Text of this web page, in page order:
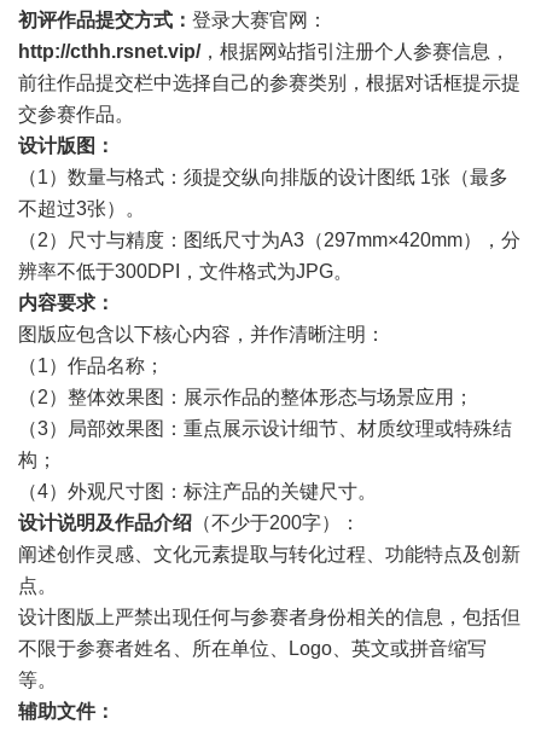
初评作品提交方式： 登录大赛官网：
http://cthh.rsnet.vip/，根据网站指引注册个人参赛信息，
前往作品提交栏中选择自己的参赛类别，根据对话框提示提
交参赛作品。
设计版图：
（1）数量与格式：须提交纵向排版的设计图纸 1张（最多
不超过3张）。
（2）尺寸与精度：图纸尺寸为A3（297mm×420mm），分
辨率不低于300DPI，文件格式为JPG。
内容要求：
图版应包含以下核心内容，并作清晰注明：
（1）作品名称；
（2）整体效果图：展示作品的整体形态与场景应用；
（3）局部效果图：重点展示设计细节、材质纹理或特殊结
构；
（4）外观尺寸图：标注产品的关键尺寸。
设计说明及作品介绍 （不少于200字）：
阐述创作灵感、文化元素提取与转化过程、功能特点及创新
点。
设计图版上严禁出现任何与参赛者身份相关的信息，包括但
不限于参赛者姓名、所在单位、Logo、英文或拼音缩写
等。
辅助文件：